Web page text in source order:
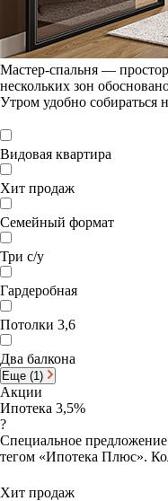
Мастер-спальня —
нескольких зон
Утром удобно собираться
Видовая квартира
Хит продаж
Семейный формат
Три с/у
Гардеробная
Потолки 3,6
Два балкона
Еще (1)
Акции
Ипотека 3,5%
?
Специальное
тегом «Ипотека Плюс».
Хит продаж